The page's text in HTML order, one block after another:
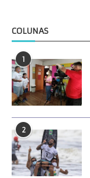
COLUNAS
1
2